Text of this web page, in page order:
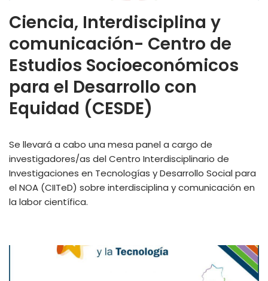
Ciencia, Interdisciplina y
comunicación- Centro de
Estudios Socioeconómicos
para el Desarrollo con
Equidad (CESDE)
Se llevará a cabo una mesa panel a cargo de
investigadores/as del Centro Interdisciplinario de
Investigaciones en Tecnologías y Desarrollo Social para
el NOA (CIITeD) sobre interdisciplina y comunicación en
la labor científica.